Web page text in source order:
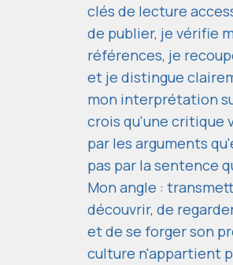
clés de lecture
de publier, je vérifie
références, je
et je distingue
mon interprétation
crois qu'une critique
par les arguments
pas par la sentence
Mon angle :
découvrir, de
et de se forger son
culture n'appartient